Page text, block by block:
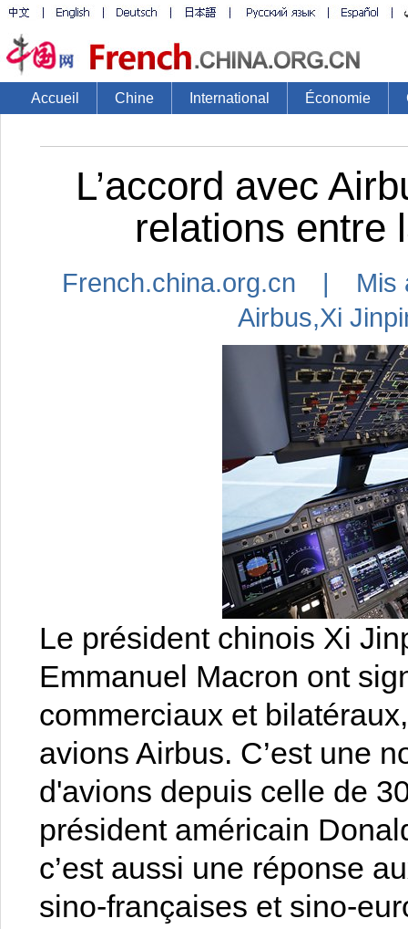
Accueil Chine International Économie
L’accord avec
relations entre
French.china.org.cn |
Airbus,Xi
Le président chinois Xi
Emmanuel Macron ont
commerciaux et
avions Airbus. C’est une
d'avions depuis celle de
président américain
c’est aussi une réponse
sino-françaises et sino-